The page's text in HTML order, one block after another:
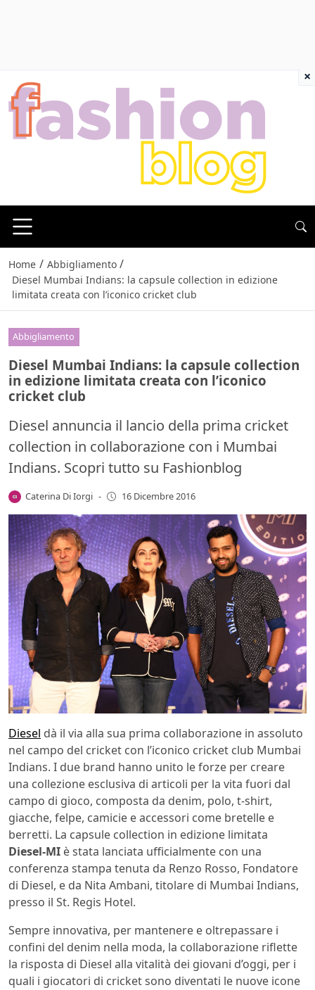
Home / Abbigliamento /
Diesel Mumbai Indians: la capsule collection in edizione
limitata creata con l’iconico cricket club
Abbigliamento
Diesel Mumbai Indians: la capsule collection
in edizione limitata creata con l’iconico
cricket club
Diesel annuncia il lancio della prima cricket
collection in collaborazione con i Mumbai
Indians. Scopri tutto su Fashionblog
Caterina Di Iorgi - 16 Dicembre 2016
Diesel dà il via alla sua prima collaborazione in assoluto
nel campo del cricket con l’iconico cricket club Mumbai
Indians. I due brand hanno unito le forze per creare
una collezione esclusiva di articoli per la vita fuori dal
campo di gioco, composta da denim, polo, t-shirt,
giacche, felpe, camicie e accessori come bretelle e
berretti. La capsule collection in edizione limitata
Diesel-MI è stata lanciata ufficialmente con una
conferenza stampa tenuta da Renzo Rosso, Fondatore
di Diesel, e da Nita Ambani, titolare di Mumbai Indians,
presso il St. Regis Hotel.
Sempre innovativa, per mantenere e oltrepassare i
confini del denim nella moda, la collaborazione riflette
la risposta di Diesel alla vitalità dei giovani d’oggi, per i
quali i giocatori di cricket sono diventati le nuove icone
×